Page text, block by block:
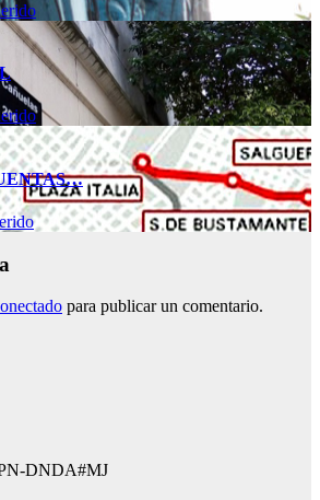
para publicar un comentario.
DNDA#MJ